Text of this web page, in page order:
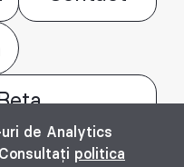
de Analytics
politica
Beta